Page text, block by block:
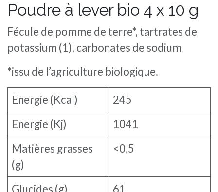
Poudre à lever bio 4 x 10 g
Fécule de pomme de terre*, tartrates de
potassium (1), carbonates de sodium
*issu de l’agriculture biologique.
Energie (Kcal)
245
Energie (Kj)
1041
Matières grasses
(g)
<0,5
Glucides (g)
61